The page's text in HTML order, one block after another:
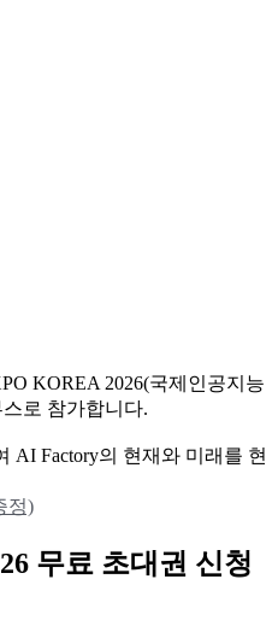
KOREA 2026(국제인공지능
로 참가합니다.
AI Factory의 현재와 미래를 현
정)
무료 초대권 신청